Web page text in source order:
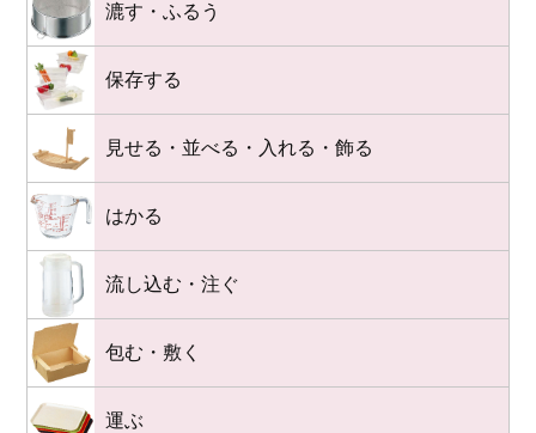
漉す・ふるう
保存する
見せる・並べる・入れる・飾る
はかる
流し込む・注ぐ
包む・敷く
運ぶ